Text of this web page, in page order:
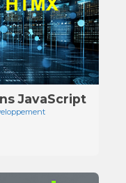
JavaScript